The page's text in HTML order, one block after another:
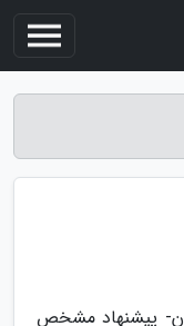
پیشنهاد مشخص